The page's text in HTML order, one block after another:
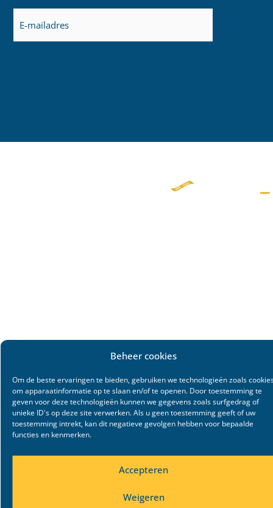
Beheer cookies
Om de beste ervaringen te bieden, gebruiken we technologieën zoals
om apparaatinformatie op te slaan en/of te openen. Door toestemming te
geven voor deze technologieën kunnen we gegevens zoals surfgedrag of
unieke ID's op deze site verwerken. Als u geen toestemming geeft of uw
toestemming intrekt, kan dit negatieve gevolgen hebben voor bepaalde
functies en kenmerken.
Accepteren
Weigeren
E-
mailadres
(Vereist)